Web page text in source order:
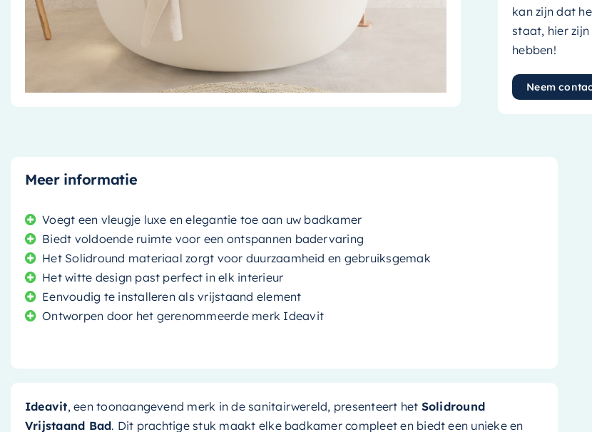
kan zijn dat
staat, hier
hebben!
Neem
Meer informatie
Voegt een vleugje luxe en elegantie toe aan uw badkamer
Biedt voldoende ruimte voor een ontspannen badervaring
Het Solidround materiaal zorgt voor duurzaamheid en gebruiksgemak
Het witte design past perfect in elk interieur
Eenvoudig te installeren als vrijstaand element
Ontworpen door het gerenommeerde merk Ideavit
Ideavit, een toonaangevend merk in de sanitairwereld, presenteert het Solidround
Vrijstaand Bad. Dit prachtige stuk maakt elke badkamer compleet en biedt een unieke en